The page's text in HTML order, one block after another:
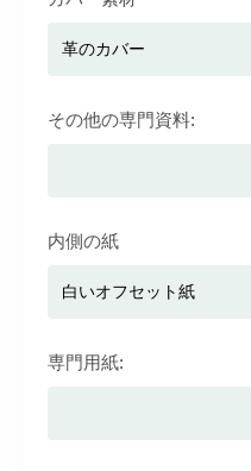
その他の専門資料:
内側の紙
専門用紙: